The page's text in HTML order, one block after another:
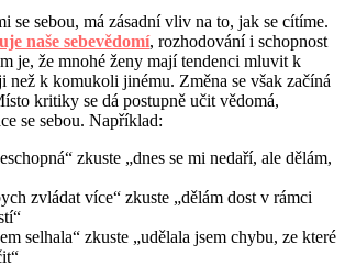
se sebou, má zásadní vliv na to, jak se cítíme.
naše sebevědomí, rozhodování i schopnost
je, že mnohé ženy mají tendenci mluvit k
než k komukoli jinému. Změna se však začíná
kritiky se dá postupně učit vědomá,
se sebou. Například:
zkuste „dnes se mi nedaří, ale dělám,
zvládat více“ zkuste „dělám dost v rámci
selhala“ zkuste „udělala jsem chybu, ze které